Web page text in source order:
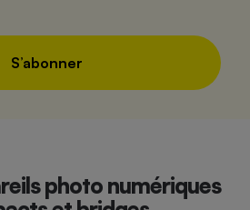
S’abonner
photo numériques